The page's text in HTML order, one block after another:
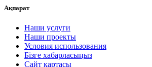
Ақпарат
Наши услуги
Наши проекты
Условия использования
Бізге хабарласыңыз
Сайт картасы